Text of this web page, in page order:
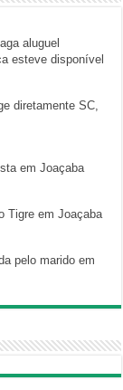
aluguel
esteve disponível
diretamente SC,
em Joaçaba
Tigre em Joaçaba
pelo marido em